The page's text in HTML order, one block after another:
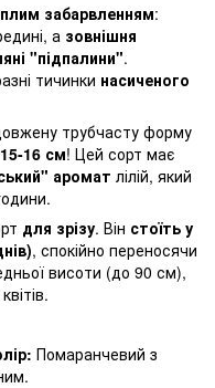
забарвленням:
а зовнішня
"підпалини".
тичинки насиченого
трубчасту форму
15-16 см! Цей сорт має
аромат лілій, який
для зрізу. Він стоїть у
, спокійно переносячи
висоти (до 90 см),
Помаранчевий з